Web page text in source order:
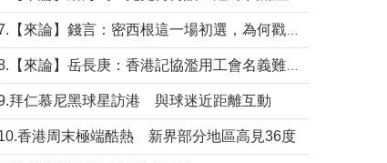
拜仁慕尼黑球星訪港 與球迷近距離互動
香港周末極端酷熱 新界部分地區高見36度